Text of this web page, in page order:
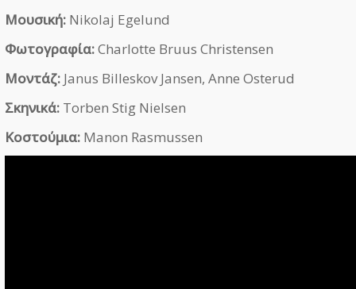
Μουσική: Nikolaj Egelund
Φωτογραφία:Charlotte Bruus Christensen
Μοντάζ: Janus Billeskov Jansen, Anne Osterud
Σκηνικά: Torben Stig Nielsen
Κοστούμια: Manon Rasmussen